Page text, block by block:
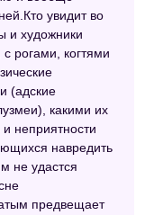
увидит во
и художники
рогами, когтями
(адские
какими их
неприятности
навредить
не удастся
предвещает